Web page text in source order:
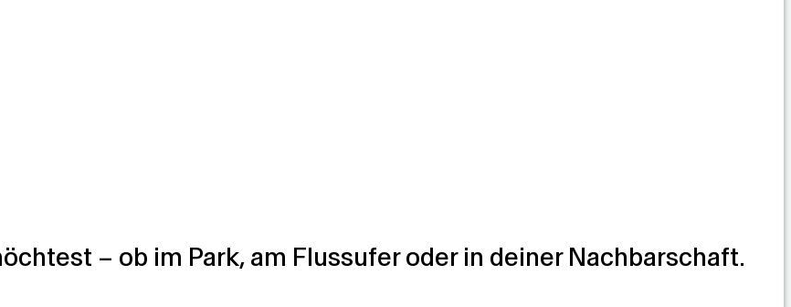
– ob im Park, am Flussufer oder in deiner Nachbarschaft.